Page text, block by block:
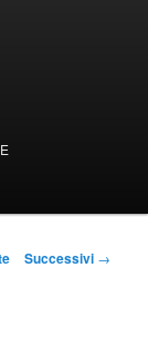
Successivi →